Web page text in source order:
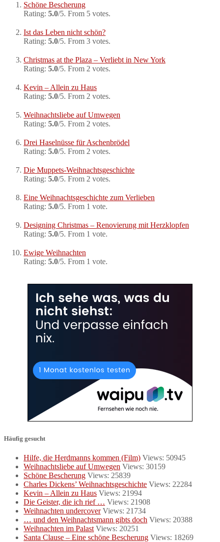
Schöne Bescherung
Rating: 5.0/5. From 5 votes.
Ist das Leben nicht schön?
Rating: 5.0/5. From 3 votes.
Christmas at the Plaza – Verliebt in New York
Rating: 5.0/5. From 2 votes.
Kevin – Allein zu Haus
Rating: 5.0/5. From 2 votes.
Weihnachtsliebe auf Umwegen
Rating: 5.0/5. From 2 votes.
Drei Haselnüsse für Aschenbrödel
Rating: 5.0/5. From 2 votes.
Die Muppets-Weihnachtsgeschichte
Rating: 5.0/5. From 2 votes.
Eine Weihnachtsgeschichte zum Verlieben
Rating: 5.0/5. From 1 vote.
Designing Christmas – Renovierung mit Herzklopfen
Rating: 5.0/5. From 1 vote.
Ewige Weihnachten
Rating: 5.0/5. From 1 vote.
Häufig gesucht
Hilfe, die Herdmanns kommen (Film) Views: 50945
Weihnachtsliebe auf Umwegen Views: 30159
Schöne Bescherung Views: 25839
Charles Dickens’ Weihnachtsgeschichte Views: 22284
Kevin – Allein zu Haus Views: 21994
Die Geister, die ich rief … Views: 21908
Weihnachten undercover Views: 21734
… und den Weihnachtsmann gibts doch Views: 20388
Weihnachten im Palast Views: 20251
Santa Clause – Eine schöne Bescherung Views: 18269